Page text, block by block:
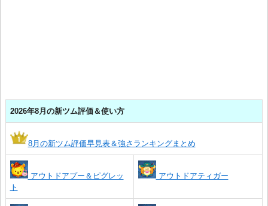
2026年8月の新ツム評価＆使い方
8月の新ツム評価早見表＆強さランキングまとめ
アウトドアプー＆ピグレッ
ト
アウトドアティガー